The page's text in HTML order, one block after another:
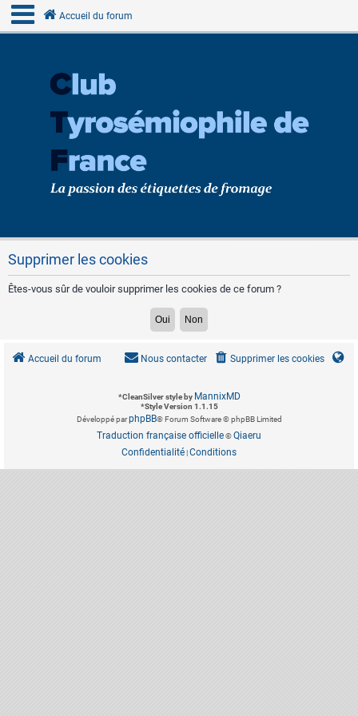
Accueil du forum
Supprimer les cookies
Êtes-vous sûr de vouloir supprimer les cookies de ce forum ?
Accueil du forum Supprimer les cookies
Nous contacter
*CleanSilver style by MannixMD
*Style Version 1.1.15
Développé parphpBB® Forum Software © phpBB Limited
Traduction française officielle©Qiaeru
Confidentialité |Conditions